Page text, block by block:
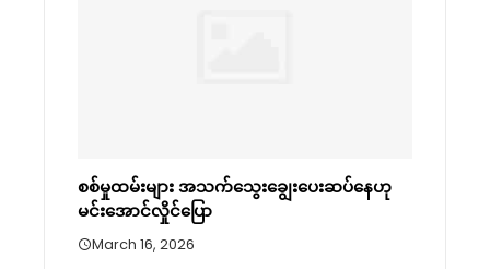
စစ်မှုထမ်းများ အသက်သွေးချွေးပေးဆပ်နေဟု
မင်းအောင်လှိုင်ပြော
March 16, 2026